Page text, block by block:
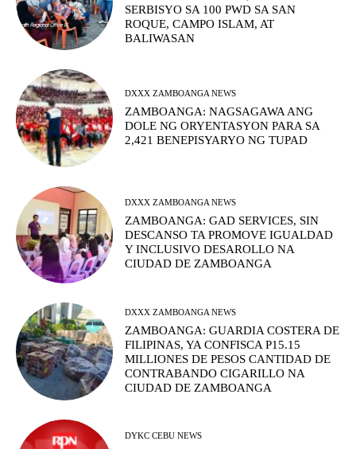
SERBISYO SA 100 PWD SA SAN
ROQUE, CAMPO ISLAM, AT
BALIWASAN
DXXX ZAMBOANGA NEWS
ZAMBOANGA: NAGSAGAWA ANG
DOLE NG ORYENTASYON PARA SA
2,421 BENEPISYARYO NG TUPAD
DXXX ZAMBOANGA NEWS
ZAMBOANGA: GAD SERVICES, SIN
DESCANSO TA PROMOVE IGUALDAD
Y INCLUSIVO DESAROLLO NA
CIUDAD DE ZAMBOANGA
DXXX ZAMBOANGA NEWS
ZAMBOANGA: GUARDIA COSTERA DE
FILIPINAS, YA CONFISCA P15.15
MILLIONES DE PESOS CANTIDAD DE
CONTRABANDO CIGARILLO NA
CIUDAD DE ZAMBOANGA
DYKC CEBU NEWS